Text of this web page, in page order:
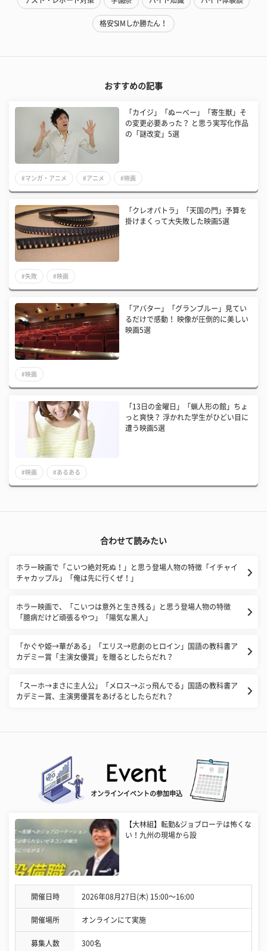
格安SIMしか勝たん！
おすすめの記事
「カイジ」「ぬーべー」「寄生獣」そ
の変更必要あった？ と思う実写化作品
の「謎改変」5選
#マンガ・アニメ #アニメ #映画
「クレオパトラ」「天国の門」予算を
掛けまくって大失敗した映画5選
#失敗 #映画
「アバター」「グランブルー」見てい
るだけで感動！ 映像が圧倒的に美しい
映画5選
#映画
「13日の金曜日」「蝋人形の館」ちょ
っと爽快？ 浮かれた学生がひどい目に
遭う映画5選
#映画 #あるある
合わせて読みたい
ホラー映画で「こいつ絶対死ぬ！」と思う登場人物の特徴「イチャイ
チャカップル」「俺は先に行くぜ！」
ホラー映画で、「こいつは意外と生き残る」と思う登場人物の特徴
「臆病だけど頑張るやつ」「陽気な黒人」
「かぐや姫→華がある」「エリス→悲劇のヒロイン」国語の教科書ア
カデミー賞「主演女優賞」を贈るとしたらだれ？
「スーホ→まさに主人公」「メロス→ぶっ飛んでる」国語の教科書ア
カデミー賞、主演男優賞をあげるとしたらだれ？
オンラインイベントの参加申込
【大林組】転勤&ジョブローテは怖くな
い！九州の現場から設
開催日時 2026年08月27日(木) 15:00〜16:00
開催場所 オンラインにて実施
募集人数 300名